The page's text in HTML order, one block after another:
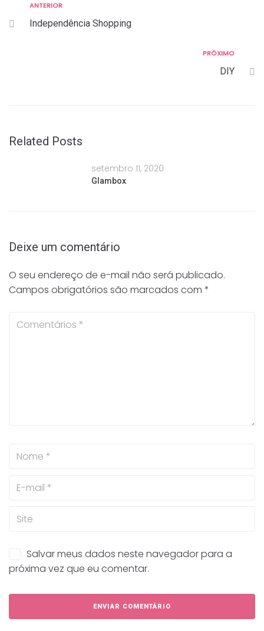
Navegação
de
Anterior
ANTERIOR
Independência Shopping
PRÓXIMO
DIY
Related Posts
setembro 11, 2020
Glambox
Deixe um comentário
O seu endereço de e-mail não será publicado.
Campos obrigatórios são marcados com *
Salvar meus dados neste navegador para a
próxima vez que eu comentar.